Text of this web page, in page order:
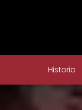
Historia